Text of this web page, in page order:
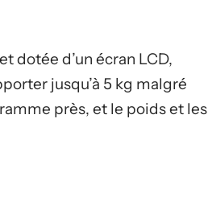
dotée d’un écran LCD,
jusqu’à 5 kg malgré
près, et le poids et les